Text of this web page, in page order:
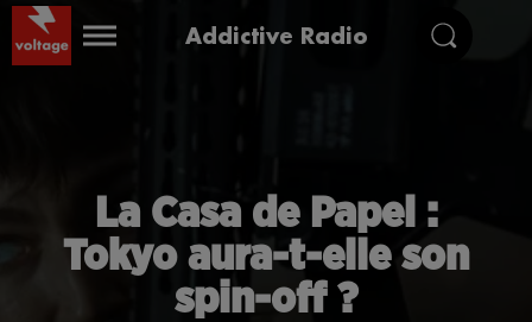
Addictive Radio
La Casa de Papel :
Tokyo aura-t-elle son
spin-off ?